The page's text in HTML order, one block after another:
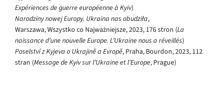
Expériences de guerre européenne à Kyiv)
Narodziny nowej Europy. Ukraina nas obudziła,
Warszawa, Wszystko co Najważniejsze, 2023, 176 stron (La
naissance d’une nouvelle Europe. L’Ukraine nous a réveillés)
Poselství z Kyjeva o Ukrajině a Evropě, Praha, Bourdon, 2023, 112
stran (Message de Kyiv sur l’Ukraine et l’Europe, Prague)